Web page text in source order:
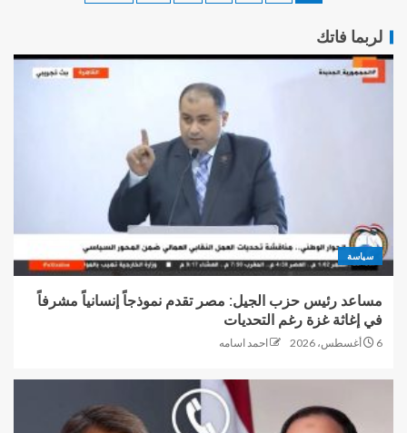
لربما فاتك
سياسة
مساعد رئيس حزب الجيل: مصر تقدم نموذجاً إنسانياً مشرفاً
في إغاثة غزة رغم التحديات
6 أغسطس، 2026 احمد اسامه